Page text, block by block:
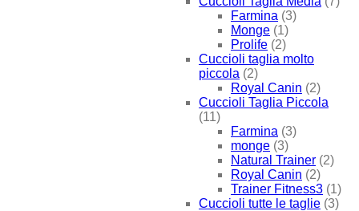
Farmina (3)
Monge (1)
Prolife (2)
Cuccioli taglia molto
piccola (2)
Royal Canin (2)
Cuccioli Taglia Piccola
(11)
Farmina (3)
monge (3)
Natural Trainer (2)
Royal Canin (2)
Trainer Fitness3 (1)
Cuccioli tutte le taglie (3)